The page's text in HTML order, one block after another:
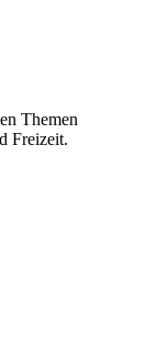
Themen
Freizeit.